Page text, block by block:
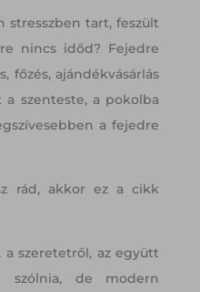
stresszben tart, feszült
nincs időd? Fejedre
főzés, ajándékvásárlás
a szenteste, a pokolba
a fejedre
rád, akkor ez a cikk
a szeretetről, az együtt
szólnia, de modern